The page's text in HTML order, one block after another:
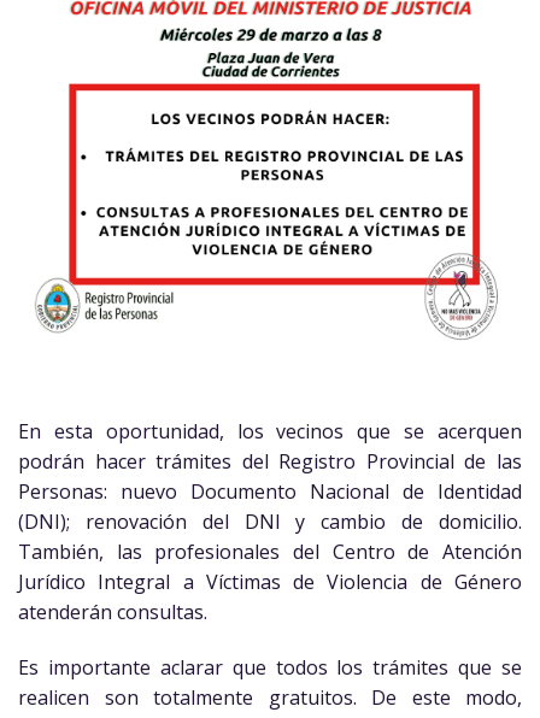
En esta oportunidad, los vecinos que se acerquen
podrán hacer trámites del Registro Provincial de las
Personas: nuevo Documento Nacional de Identidad
(DNI); renovación del DNI y cambio de domicilio.
También, las profesionales del Centro de Atención
Jurídico Integral a Víctimas de Violencia de Género
atenderán consultas.
Es importante aclarar que todos los trámites que se
realicen son totalmente gratuitos. De este modo,